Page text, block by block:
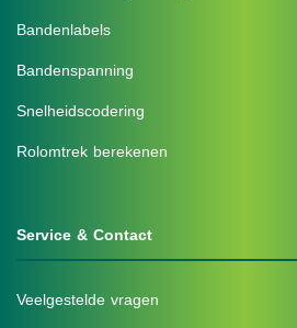
Bandenlabels
Bandenspanning
Snelheidscodering
Rolomtrek berekenen
Service & Contact
Veelgestelde vragen